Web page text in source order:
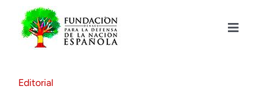
contenido
Toggle
Editorial